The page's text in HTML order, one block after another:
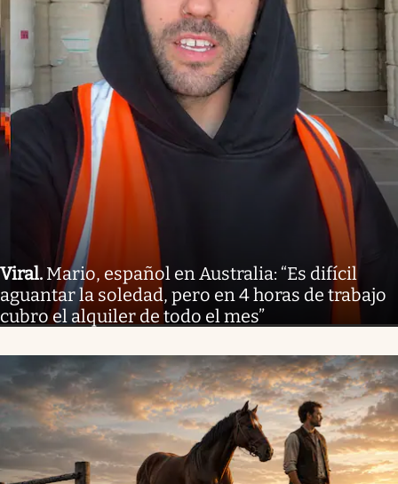
Viral. Mario, español en Australia: “Es difícil
aguantar la soledad, pero en 4 horas de trabajo
cubro el alquiler de todo el mes”